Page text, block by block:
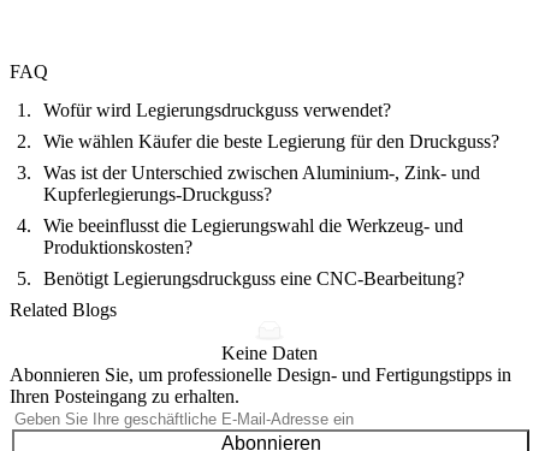
FAQ
Wofür wird Legierungsdruckguss verwendet?
Wie wählen Käufer die beste Legierung für den Druckguss?
Was ist der Unterschied zwischen Aluminium-, Zink- und
Kupferlegierungs-Druckguss?
Wie beeinflusst die Legierungswahl die Werkzeug- und
Produktionskosten?
Benötigt Legierungsdruckguss eine CNC-Bearbeitung?
Related Blogs
Keine Daten
Abonnieren Sie, um professionelle Design- und Fertigungstipps in
Ihren Posteingang zu erhalten.
Abonnieren